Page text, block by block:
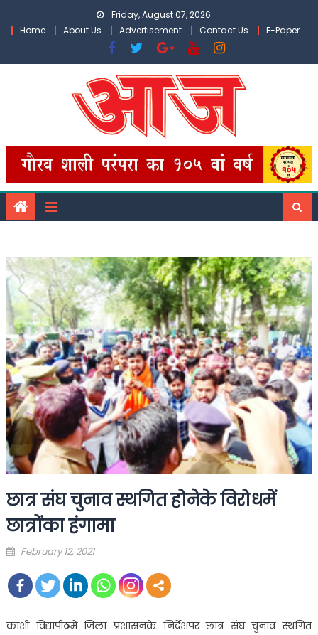
Friday, August 07, 2026
Home
About Us Advertisement Contact Us E-Paper
छात्र संघ चुनाव स्थगित होनेके विरोधमें
छात्रोंका हंगामा
Posted
February 12, 2021
काशी विद्यापीठमें जिला प्रशासनके निर्देशपर छात्र संघ चुनाव स्थगित